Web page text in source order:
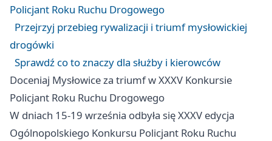
Policjant Roku Ruchu Drogowego
Przejrzyj przebieg rywalizacji i triumf mysłowickiej
drogówki
Sprawdź co to znaczy dla służby i kierowców
Doceniaj Mysłowice za triumf w XXXV Konkursie
Policjant Roku Ruchu Drogowego
W dniach 15-19 września odbyła się XXXV edycja
Ogólnopolskiego Konkursu Policjant Roku Ruchu